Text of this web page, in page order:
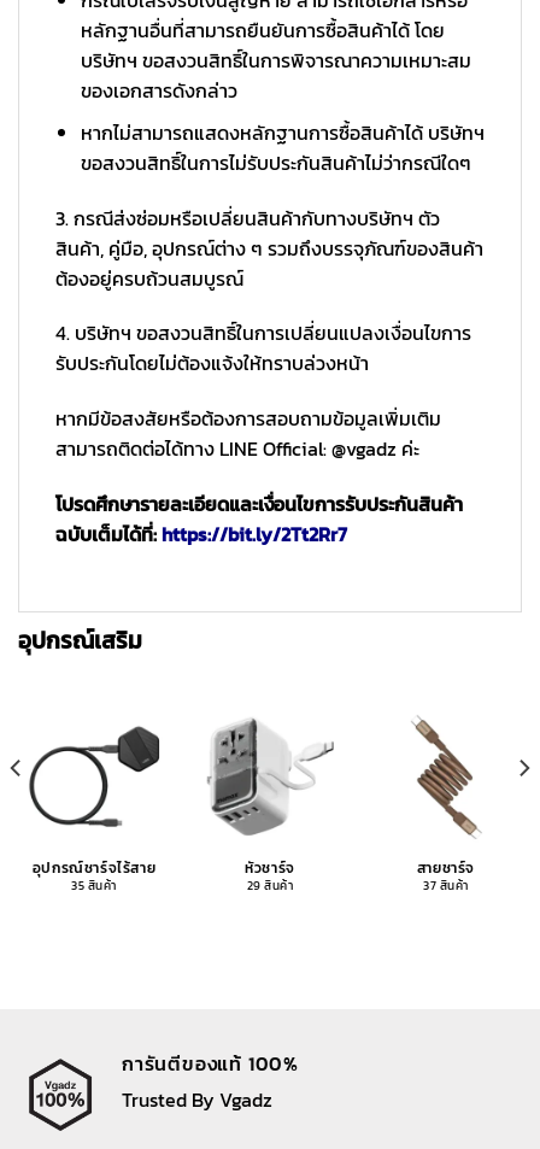
หลักฐานอื่นที่สามารถยืนยันการซื้อสินค้าได้ โดย
บริษัทฯ ขอสงวนสิทธิ์ในการพิจารณาความเหมาะสม
ของเอกสารดังกล่าว
หากไม่สามารถแสดงหลักฐานการซื้อสินค้าได้ บริษัทฯ
ขอสงวนสิทธิ์ในการไม่รับประกันสินค้าไม่ว่ากรณีใดๆ
3. กรณีส่งซ่อมหรือเปลี่ยนสินค้ากับทางบริษัทฯ ตัว
สินค้า, คู่มือ, อุปกรณ์ต่าง ๆ รวมถึงบรรจุภัณฑ์ของสินค้า
ต้องอยู่ครบถ้วนสมบูรณ์
4. บริษัทฯ ขอสงวนสิทธิ์ในการเปลี่ยนแปลงเงื่อนไขการ
รับประกันโดยไม่ต้องแจ้งให้ทราบล่วงหน้า
หากมีข้อสงสัยหรือต้องการสอบถามข้อมูลเพิ่มเติม
สามารถติดต่อได้ทาง LINE Official: @vgadz ค่ะ
โปรดศึกษารายละเอียดและเงื่อนไขการรับประกันสินค้า
ฉบับเต็มได้ที่:https://bit.ly/2Tt2Rr7
อุปกรณ์เสริม
อุปกรณ์ชาร์จไร้สาย
35 สินค้า
หัวชาร์จ
29 สินค้า
สายชาร์จ
37 สินค้า
การันตีของแท้ 100%
Trusted By Vgadz